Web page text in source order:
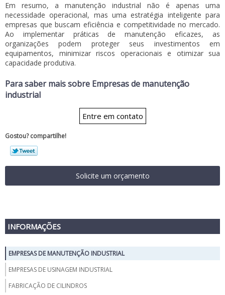
Em resumo, a manutenção industrial não é apenas uma
necessidade operacional, mas uma estratégia inteligente para
empresas que buscam eficiência e competitividade no mercado.
Ao implementar práticas de manutenção eficazes, as
organizações podem proteger seus investimentos em
equipamentos, minimizar riscos operacionais e otimizar sua
capacidade produtiva.
Para saber mais sobre Empresas de manutenção
industrial
Entre em contato
Gostou? compartilhe!
Solicite um orçamento
INFORMAÇÕES
EMPRESAS DE MANUTENÇÃO INDUSTRIAL
EMPRESAS DE USINAGEM INDUSTRIAL
FABRICAÇÃO DE CILINDROS